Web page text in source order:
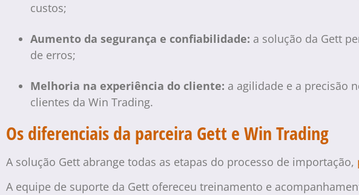
custos;
Aumento da segurança e confiabilidade: a solução da Gett
de erros;
Melhoria na experiência do cliente: a agilidade e a precisão
clientes da Win Trading.
Os diferenciais da parceira Gett e Win Trading
A solução Gett abrange todas as etapas do processo de importação,
A equipe de suporte da Gett ofereceu treinamento e